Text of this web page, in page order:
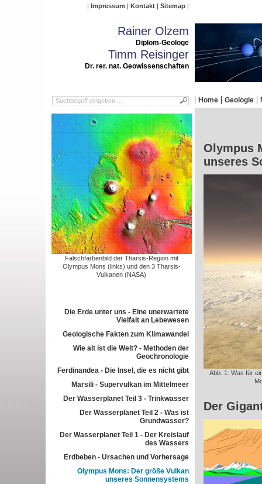
Impressum Kontakt Sitemap
Rainer Olzem
Diplom-Geologe
Timm Reisinger
Dr. rer. nat. Geowissenschaften
Home Geologie
Falschfarbenbild der Tharsis-Region mit
Olympus Mons (links) und den 3 Tharsis-
Vulkanen (NASA)
Die Erde unter uns - Eine unerwartete
Vielfalt an Lebewesen
Geologische Fakten zum Klimawandel
Wie alt ist die Welt? - Methoden der
Geochronologie
Ferdinandea - Die Insel, die es nicht gibt
Marsili - Supervulkan im Mittelmeer
Der Wasserplanet Teil 3 - Trinkwasser
Der Wasserplanet Teil 2 - Was ist
Grundwasser?
Der Wasserplanet Teil 1 - Der Kreislauf
des Wassers
Erdbeben - Ursachen und Vorhersage
Olympus Mons: Der größe Vulkan
unseres Sonnensystems
Olympus
unseres
Abb. 1: Was für
Der